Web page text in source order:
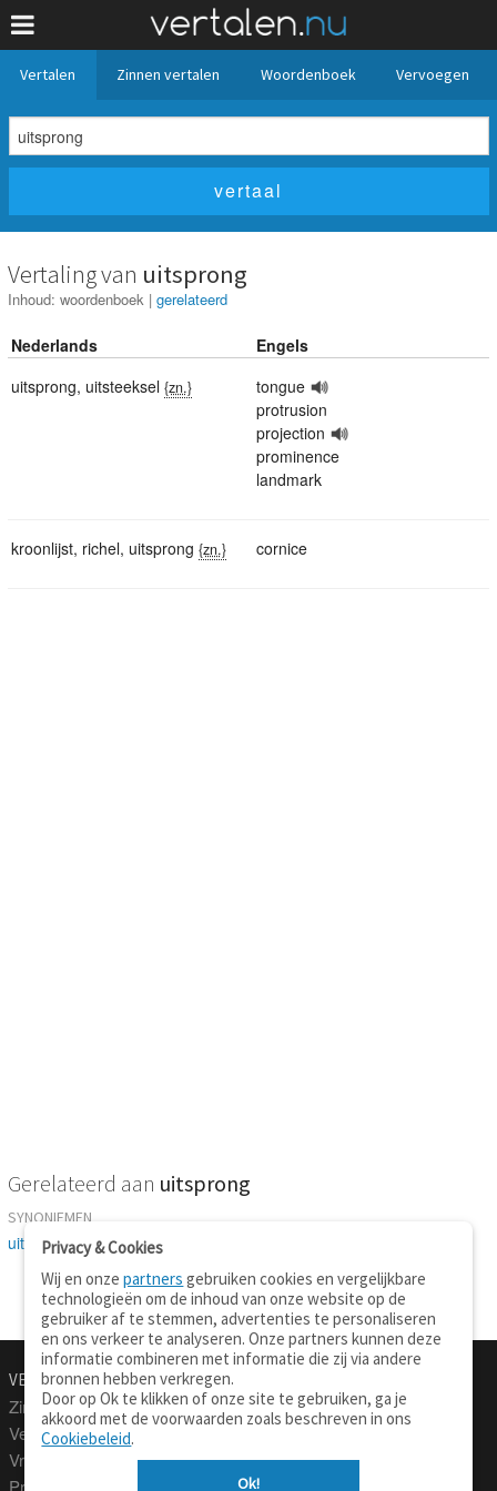
Vertalen Zinnen vertalen Woordenboek Vervoegen
Vertaling van uitsprong
Inhoud: woordenboek | gerelateerd
Nederlands
Engels
uitsprong, uitsteeksel {zn.}
tongue
protrusion
projection
prominence
landmark
kroonlijst, richel, uitsprong {zn.} cornice
Gerelateerd aan uitsprong
SYNONIEMEN
uitsteeksel-kroonlijst-
VERTALEN.NU
Zinnen vertalen
Verklarend woordenboek
Vraagbaak
Professionele vertaling
Over deze site
Privacy
Privacy & Cookies
Wij en onzepartners gebruiken cookies en vergelijkbare
technologieën om de inhoud van onze website op de
gebruiker af te stemmen, advertenties te personaliseren
en ons verkeer te analyseren. Onze partners kunnen deze
informatie combineren met informatie die zij via andere
bronnen hebben verkregen.
Door op Ok te klikken of onze site te gebruiken, ga je
akkoord met de voorwaarden zoals beschreven in ons
Cookiebeleid.
Ok!